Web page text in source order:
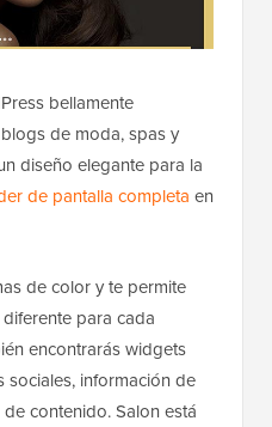
bellamente
de moda, spas y
diseño elegante para la
de pantalla completa en
de color y te permite
para cada
encontrarás widgets
información de
contenido. Salon está